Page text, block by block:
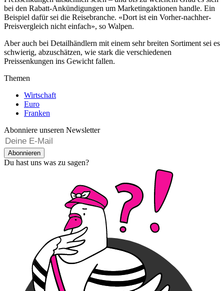
bei den Rabatt-Ankündigungen um Marketingaktionen handle. Ein
Beispiel dafür sei die Reisebranche. «Dort ist ein Vorher-nachher-
Preisvergleich nicht einfach», so Walpen.
Aber auch bei Detailhändlern mit einem sehr breiten Sortiment sei es
schwierig, abzuschätzen, wie stark die verschiedenen
Preissenkungen ins Gewicht fallen.
Themen
Wirtschaft
Euro
Franken
Abonniere unseren Newsletter
Abonnieren
Du hast uns was zu sagen?